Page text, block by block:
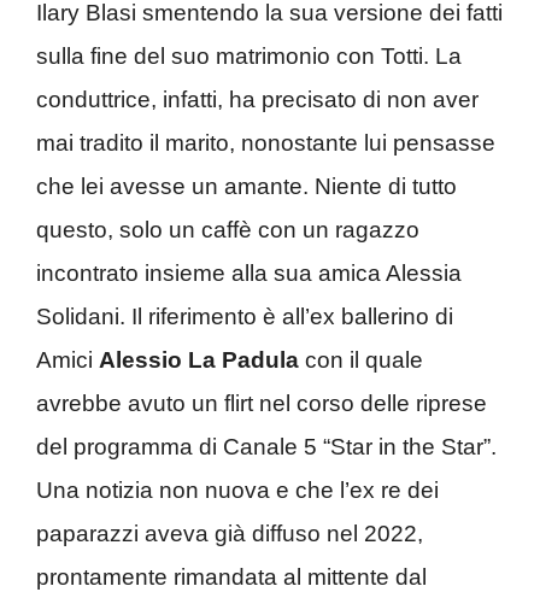
Ilary Blasi smentendo la sua versione dei fatti
sulla fine del suo matrimonio con Totti. La
conduttrice, infatti, ha precisato di non aver
mai tradito il marito, nonostante lui pensasse
che lei avesse un amante. Niente di tutto
questo, solo un caffè con un ragazzo
incontrato insieme alla sua amica Alessia
Solidani. Il riferimento è all’ex ballerino di
Amici Alessio La Padula con il quale
avrebbe avuto un flirt nel corso delle riprese
del programma di Canale 5 “Star in the Star”.
Una notizia non nuova e che l’ex re dei
paparazzi aveva già diffuso nel 2022,
prontamente rimandata al mittente dal